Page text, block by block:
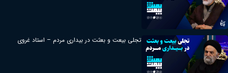
تجلی بیعت و بعثت در بیداری مردم – استاد غروی